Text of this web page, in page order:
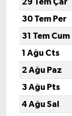
30 Tem Per
31 Tem Cum
1 Ağu Cts
2 Ağu Paz
3 Ağu Pts
4 Ağu Sal